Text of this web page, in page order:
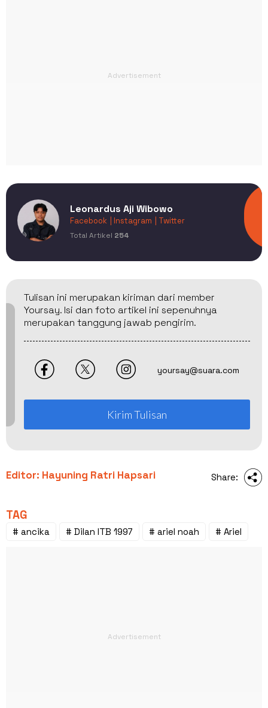
Leonardus Aji Wibowo
Facebook | Instagram | Twitter
Total Artikel 254
Tulisan ini merupakan kiriman dari member
Yoursay. Isi dan foto artikel ini sepenuhnya
merupakan tanggung jawab pengirim.
yoursay@suara.com
Kirim Tulisan
Editor: Hayuning Ratri Hapsari Share:
TAG
# ancika # Dilan ITB 1997 # ariel noah # Ariel